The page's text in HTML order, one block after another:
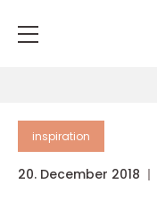
inspiration
20. December 2018